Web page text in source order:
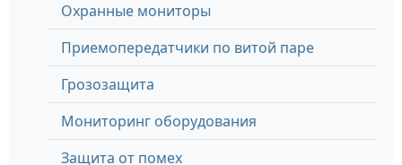
Охранные мониторы
Приемопередатчики по витой паре
Грозозащита
Мониторинг оборудования
Защита от помех